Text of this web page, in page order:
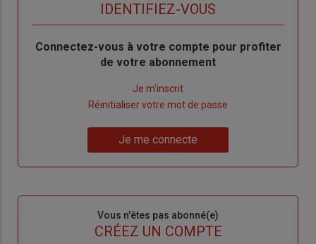
IDENTIFIEZ-VOUS
Body
Connectez-vous à votre compte pour profiter
de votre abonnement
Je m'inscrit
de
Réinitialiser votre mot de passe
me
Je me connecte
Vous n'êtes pas abonné(e)
CRÉEZ UN COMPTE